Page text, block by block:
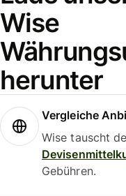
Wise
herunter
Vergleiche
Wise tauscht
Gebühren.